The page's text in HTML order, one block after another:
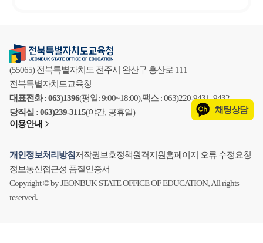
(55065) 전북특별자치도 전주시 완산구 홍산로 111
전북특별자치도교육청
대표전화 : 063)1396(평일: 9:00~18:00),팩스 : 063)220-9431, 9432
당직실 : 063)239-3115(야간, 공휴일)
이용안내
채팅상담
개인정보처리방침저작권보호정책원격지원홈페이지 오류 수정요청
정보통신접근성 품질인증서
Copyright © by JEONBUK STATE OFFICE OF EDUCATION, All rights
reserved.